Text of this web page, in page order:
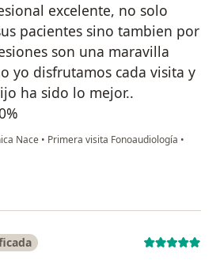
excelente, no solo
pacientes sino tambien por
son una maravilla
yo disfrutamos cada visita y
ha sido lo mejor..
Nace • Primera visita Fonoaudiología •